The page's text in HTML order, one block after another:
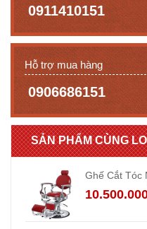
0911410151
Hỗ trợ mua hàng
0906686151
SẢN PHẨM CÙNG
Ghế Cắt Tóc